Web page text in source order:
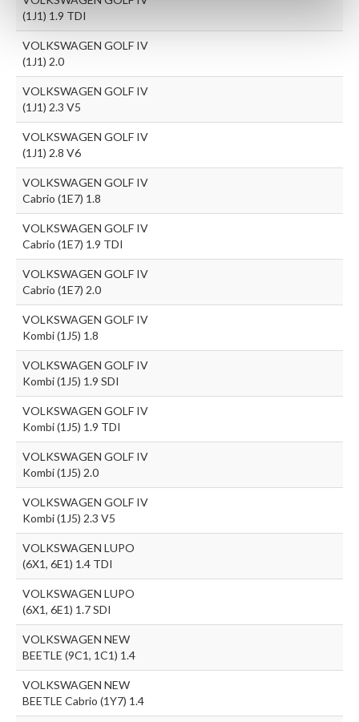
(1J1) 1.9 TDI
VOLKSWAGEN GOLF IV
(1J1) 2.0
VOLKSWAGEN GOLF IV
(1J1) 2.3 V5
VOLKSWAGEN GOLF IV
(1J1) 2.8 V6
VOLKSWAGEN GOLF IV
Cabrio (1E7) 1.8
VOLKSWAGEN GOLF IV
Cabrio (1E7) 1.9 TDI
VOLKSWAGEN GOLF IV
Cabrio (1E7) 2.0
VOLKSWAGEN GOLF IV
Kombi (1J5) 1.8
VOLKSWAGEN GOLF IV
Kombi (1J5) 1.9 SDI
VOLKSWAGEN GOLF IV
Kombi (1J5) 1.9 TDI
VOLKSWAGEN GOLF IV
Kombi (1J5) 2.0
VOLKSWAGEN GOLF IV
Kombi (1J5) 2.3 V5
VOLKSWAGEN LUPO
(6X1, 6E1) 1.4 TDI
VOLKSWAGEN LUPO
(6X1, 6E1) 1.7 SDI
VOLKSWAGEN NEW
BEETLE (9C1, 1C1) 1.4
VOLKSWAGEN NEW
BEETLE Cabrio (1Y7) 1.4